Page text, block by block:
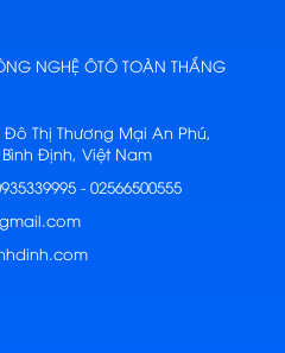
NGHỆ ÔTÔ TOÀN THẮNG
Đô Thị Thương Mại An Phú,
Định, Việt Nam
- 02566500555